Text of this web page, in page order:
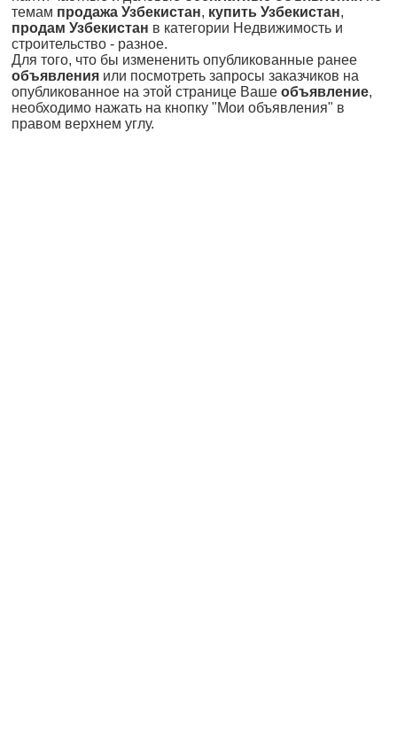
темам продажа Узбекистан, купить Узбекистан,
продам Узбекистан в категории Недвижимость и
строительство - разное.
Для того, что бы измененить опубликованные ранее
объявления или посмотреть запросы заказчиков на
опубликованное на этой странице Ваше объявление,
необходимо нажать на кнопку "Мои объявления" в
правом верхнем углу.